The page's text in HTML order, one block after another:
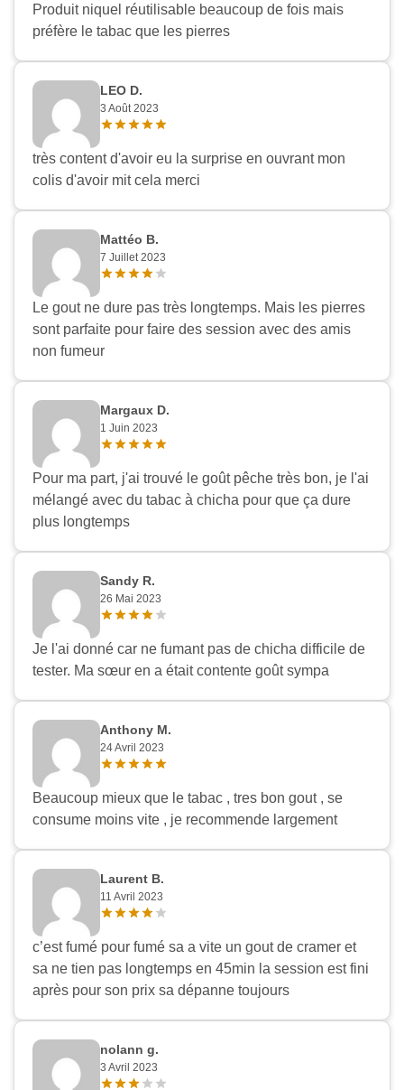
Produit niquel réutilisable beaucoup de fois mais
préfère le tabac que les pierres
LEO D.
3 Août 2023
très content d'avoir eu la surprise en ouvrant mon
colis d'avoir mit cela merci
Mattéo B.
7 Juillet 2023
Le gout ne dure pas très longtemps. Mais les pierres
sont parfaite pour faire des session avec des amis
non fumeur
Margaux D.
1 Juin 2023
Pour ma part, j'ai trouvé le goût pêche très bon, je l'ai
mélangé avec du tabac à chicha pour que ça dure
plus longtemps
Sandy R.
26 Mai 2023
Je l'ai donné car ne fumant pas de chicha difficile de
tester. Ma sœur en a était contente goût sympa
Anthony M.
24 Avril 2023
Beaucoup mieux que le tabac , tres bon gout , se
consume moins vite , je recommende largement
Laurent B.
11 Avril 2023
c’est fumé pour fumé sa a vite un gout de cramer et
sa ne tien pas longtemps en 45min la session est fini
après pour son prix sa dépanne toujours
nolann g.
3 Avril 2023